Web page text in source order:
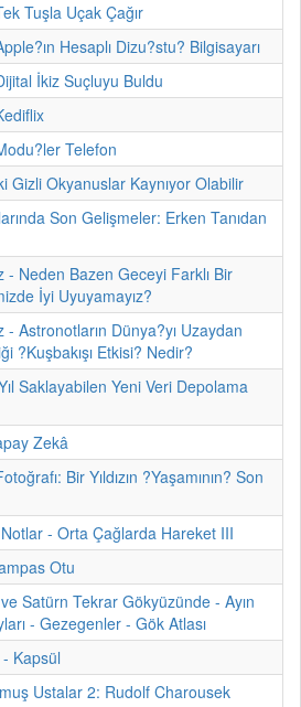
Tuşla Uçak Çağır
Hesaplı Dizu?stu? Bilgisayarı
İkiz Suçluyu Buldu
Telefon
Gizli Okyanuslar Kaynıyor Olabilir
Son Gelişmeler: Erken Tanıdan
- Neden Bazen Geceyi Farklı Bir
İyi Uyuyamayız?
Astronotların Dünya?yı Uzaydan
?Kuşbakışı Etkisi? Nedir?
Saklayabilen Yeni Veri Depolama
Zekâ
Bir Yıldızın ?Yaşamının? Son
- Orta Çağlarda Hareket III
Otu
Satürn Tekrar Gökyüzünde - Ayın
- Gezegenler - Gök Atlası
Kapsül
Ustalar 2: Rudolf Charousek